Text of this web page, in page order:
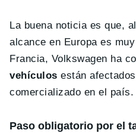
La buena noticia es que,
alcance en Europa es
Francia, Volkswagen ha
vehículos están
comercializado en el país.
Paso obligatorio por el